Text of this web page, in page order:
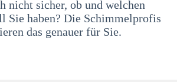
nicht sicher, ob und welchen
Sie haben? Die Schimmelprofis
das genauer für Sie.